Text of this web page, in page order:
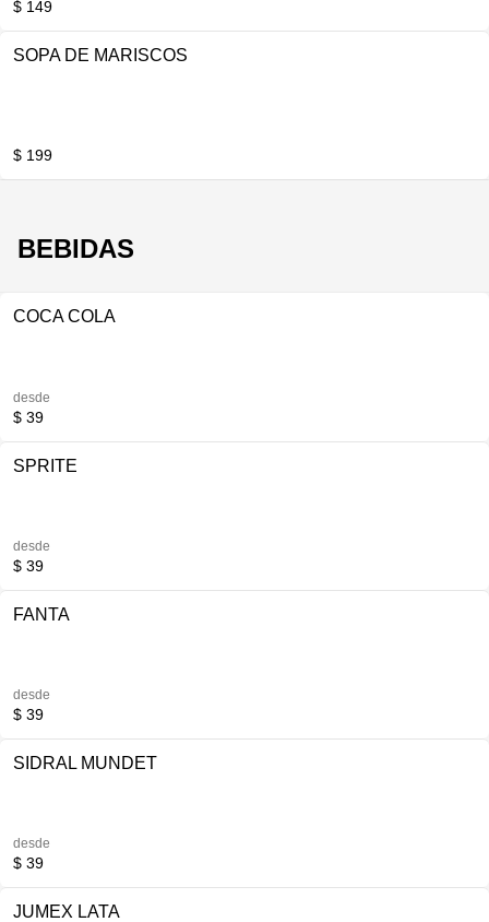
$ 149
SOPA DE MARISCOS
$ 199
BEBIDAS
COCA COLA
desde
$ 39
SPRITE
desde
$ 39
FANTA
desde
$ 39
SIDRAL MUNDET
desde
$ 39
JUMEX LATA